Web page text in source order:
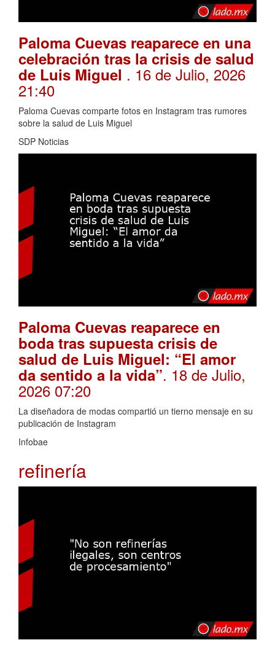
Paloma Cuevas reaparece en una
celebración tras la crisis de salud
de Luis Miguel . 16 de Julio, 2026
21:40
Paloma Cuevas comparte fotos en Instagram tras rumores
sobre la salud de Luis Miguel
SDP Noticias
Paloma Cuevas reaparece en
boda tras supuesta crisis de
salud de Luis Miguel: “El amor
da sentido a la vida”. 18 de Julio,
2026 07:20
La diseñadora de modas compartió un tierno mensaje en su
publicación de Instagram
Infobae
refinería